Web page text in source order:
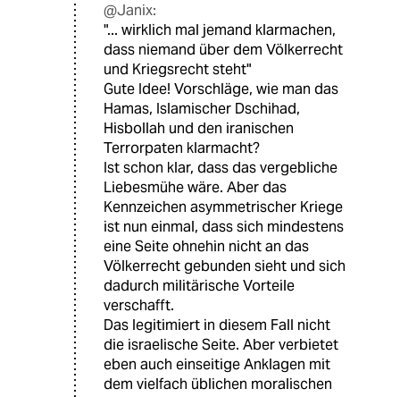
@Janix:
"... wirklich mal jemand klarmachen,
dass niemand über dem Völkerrecht
und Kriegsrecht steht"
Gute Idee! Vorschläge, wie man das
Hamas, Islamischer Dschihad,
Hisbollah und den iranischen
Terrorpaten klarmacht?
Ist schon klar, dass das vergebliche
Liebesmühe wäre. Aber das
Kennzeichen asymmetrischer Kriege
ist nun einmal, dass sich mindestens
eine Seite ohnehin nicht an das
Völkerrecht gebunden sieht und sich
dadurch militärische Vorteile
verschafft.
Das legitimiert in diesem Fall nicht
die israelische Seite. Aber verbietet
eben auch einseitige Anklagen mit
dem vielfach üblichen moralischen